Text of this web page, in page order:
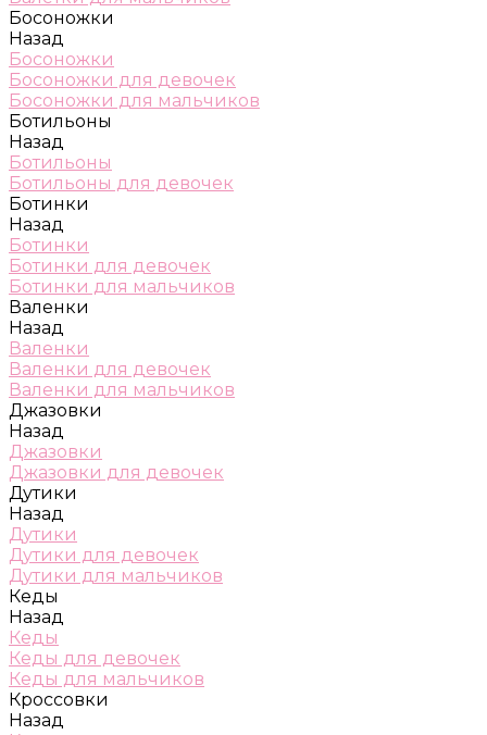
Босоножки
Назад
Босоножки
Босоножки для девочек
Босоножки для мальчиков
Ботильоны
Назад
Ботильоны
Ботильоны для девочек
Ботинки
Назад
Ботинки
Ботинки для девочек
Ботинки для мальчиков
Валенки
Назад
Валенки
Валенки для девочек
Валенки для мальчиков
Джазовки
Назад
Джазовки
Джазовки для девочек
Дутики
Назад
Дутики
Дутики для девочек
Дутики для мальчиков
Кеды
Назад
Кеды
Кеды для девочек
Кеды для мальчиков
Кроссовки
Назад